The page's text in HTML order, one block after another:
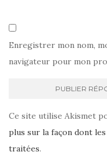
Enregistrer mon nom,
navigateur pour mon
Ce site utilise Akismet
plus sur la façon dont
traitées.